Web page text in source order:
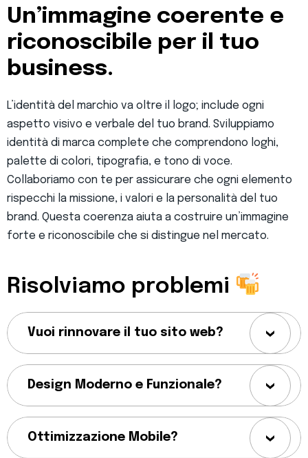
Un’immagine coerente e
riconoscibile per il tuo
business.
L’identità del marchio va oltre il logo; include ogni
aspetto visivo e verbale del tuo brand. Sviluppiamo
identità di marca complete che comprendono loghi,
palette di colori, tipografia, e tono di voce.
Collaboriamo con te per assicurare che ogni elemento
rispecchi la missione, i valori e la personalità del tuo
brand. Questa coerenza aiuta a costruire un’immagine
forte e riconoscibile che si distingue nel mercato.
Risolviamo problemi
Vuoi rinnovare il tuo sito web?
Design Moderno e Funzionale?
Ottimizzazione Mobile?